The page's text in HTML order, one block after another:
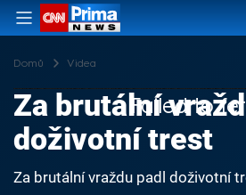
Domů Videa
Failed to
Za brutální
doživotní trest
Za brutální vraždu padl doživotní